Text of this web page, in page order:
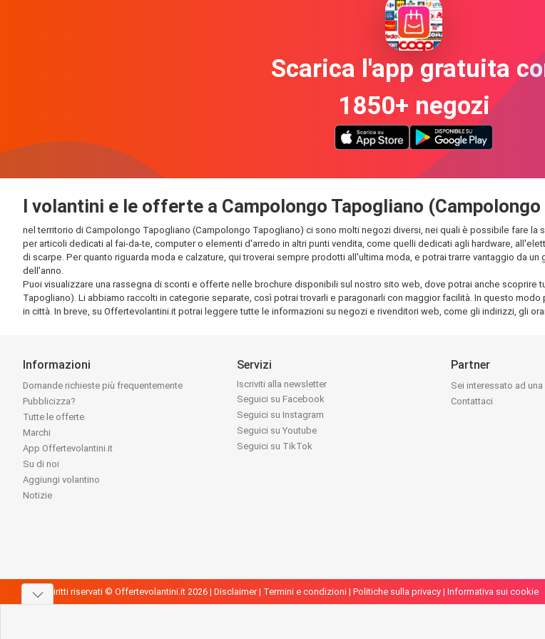
Scarica l'app gratuita
1850+ negozi
I volantini e le offerte a Campolongo Tapogliano (Campolongo
nel territorio di Campolongo Tapogliano (Campolongo Tapogliano) ci sono molti negozi diversi, nei quali è possibile fare
per articoli dedicati al fai-da-te, computer o elementi d'arredo in altri punti vendita, come quelli dedicati agli hardware,
di scarpe. Per quanto riguarda moda e calzature, qui troverai sempre prodotti all'ultima moda, e potrai trarre vantaggio da
dell'anno.
Puoi visualizzare una rassegna di sconti e offerte nelle brochure disponibili sul nostro sito web, dove potrai anche
Tapogliano). Li abbiamo raccolti in categorie separate, così potrai trovarli e paragonarli con maggior facilità. In questo
in città. In breve, su Offertevolantini.it potrai leggere tutte le informazioni su negozi e rivenditori web, come gli indirizzi, gli
Informazioni
Domande richieste più frequentemente
Pubblicizza?
Tutte le offerte
Marchi
App Offertevolantini.it
Su di noi
Aggiungi volantino
Notizie
Servizi
Iscriviti alla newsletter
Seguici su Facebook
Seguici su Instagram
Seguici su Youtube
Seguici su TikTok
Partner
Sei interessato ad
Contattaci
Tutti i diritti riservati © Offertevolantini.it 2026 | Disclaimer| Termini e condizioni | Politiche sulla privacy | Informativa sui cookie